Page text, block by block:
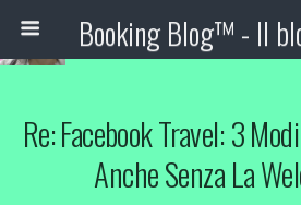
Re: Facebook Travel: 3
Anche Senza La